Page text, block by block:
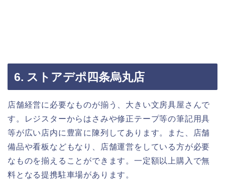
6. ストアデポ四条烏丸店
店舗経営に必要なものが揃う、大きい文房具屋さんで
す。レジスターからはさみや修正テープ等の筆記用具
等が広い店内に豊富に陳列してあります。また、店舗
備品や看板などもなり、店舗運営をしている方が必要
なものを揃えることができます。一定額以上購入で無
料となる提携駐車場があります。